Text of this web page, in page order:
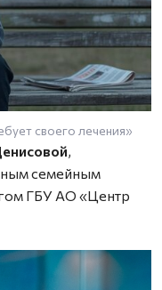
своего лечения»
,
семейным
ГБУ АО «Центр